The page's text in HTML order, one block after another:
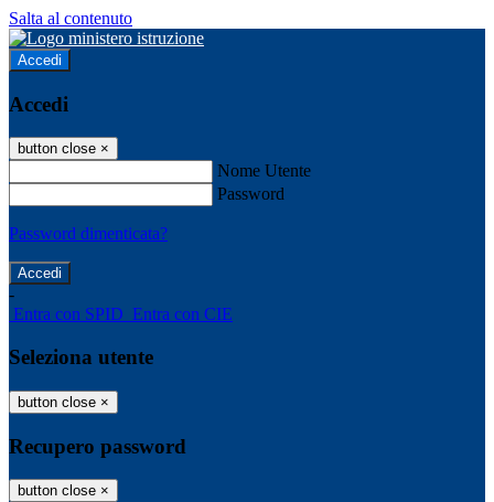
Salta al contenuto
Accedi
Accedi
button close ×
Nome Utente
Password
Password dimenticata?
-
Entra con SPID Entra con CIE
Seleziona utente
button close ×
Recupero password
button close ×